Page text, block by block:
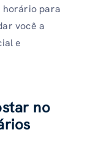
horário para
você a
e
no